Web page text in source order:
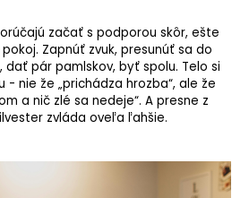
začať s podporou skôr, ešte
Zapnúť zvuk, presunúť sa do
pár pamlskov, byť spolu. Telo si
- nie že „prichádza hrozba“, ale že
a nič zlé sa nedeje“. A presne z
zvláda oveľa ľahšie.